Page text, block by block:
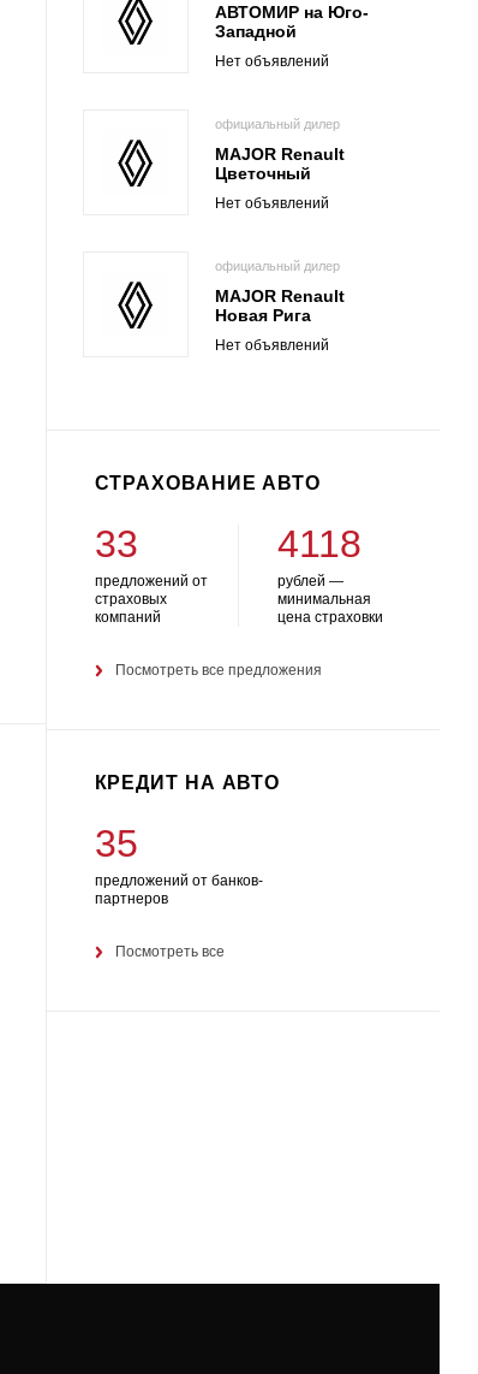
АВТОМИР на Юго-
Западной
Нет объявлений
официальный дилер
MAJOR Renault
Цветочный
Нет объявлений
официальный дилер
MAJOR Renault
Новая Рига
Нет объявлений
СТРАХОВАНИЕ АВТО
33
предложений от
страховых
компаний
4118
рублей —
минимальная
цена страховки
Посмотреть все предложения
КРЕДИТ НА АВТО
35
предложений от банков-
партнеров
Посмотреть все